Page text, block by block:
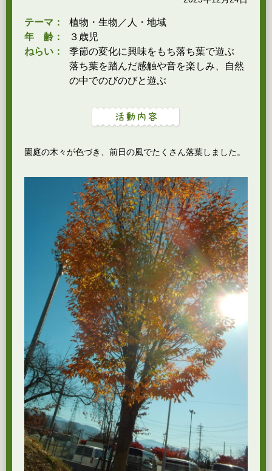
テーマ：
植物・生物／人・地域
年 齢：
３歳児
ねらい：
季節の変化に興味をもち落ち葉で遊ぶ
落ち葉を踏んだ感触や音を楽しみ、自然
の中でのびのびと遊ぶ
園庭の木々が色づき、前日の風でたくさん落葉しました。